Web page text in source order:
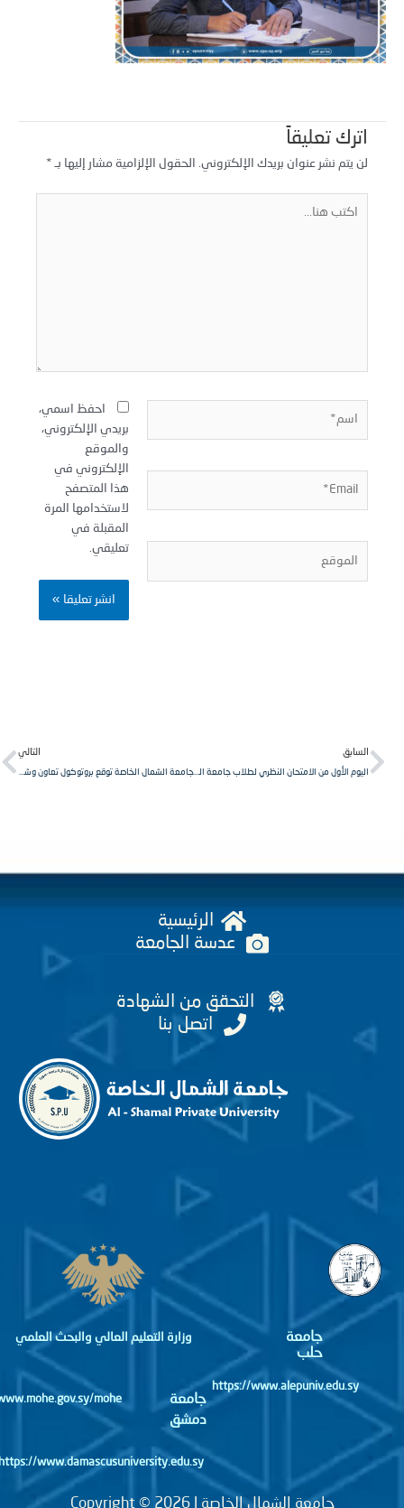
اترك تعليقاً
لن يتم نشر عنوان بريدك الإلكتروني. الحقول الإلزامية مشار إليها بـ
احفظ اسمي،
بريدي الإلكتروني،
والموقع
الإلكتروني في
هذا المتصفح
لاستخدامها المرة
المقبلة في
تعليقي.
اليوم الأول من الامتحان النظري لطلاب جامعة الشمال الخاصة ، الدورة الفصلية الثانية. جامعة الشمال الخاصة توقع بروتوكول تعاون وشراكة مع جامعة City الماليزية.
الرئيسية
عدسة الجامعة
التحقق من الشهادة
اتصل بنا
جامعة
https://www.alepuniv.edu.sy
جامعة
دمشق
وزارة التعليم العالي والبحث العلمي
http://www.mohe.gov.sy/mohe
جامعة الشمال الخاصة | Copyright © 2026